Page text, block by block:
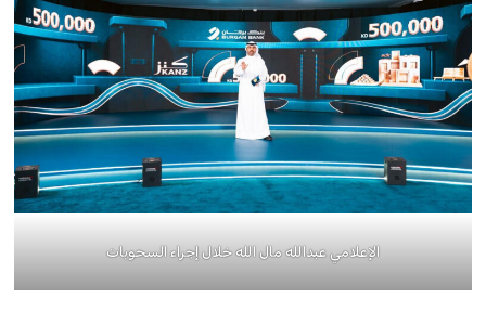
الإعلامي عبدالله مال الله خلال إجراء السحوبات